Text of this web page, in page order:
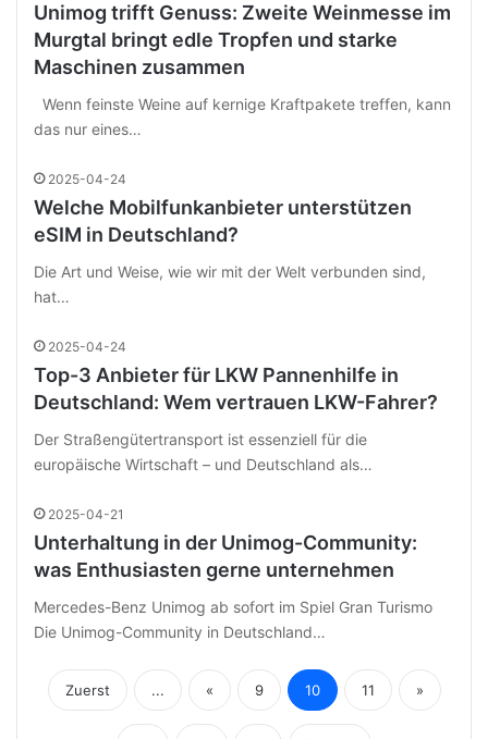
Unimog trifft Genuss: Zweite Weinmesse im
Murgtal bringt edle Tropfen und starke
Maschinen zusammen
Wenn feinste Weine auf kernige Kraftpakete treffen, kann
das nur eines…
2025-04-24
Welche Mobilfunkanbieter unterstützen
eSIM in Deutschland?
Die Art und Weise, wie wir mit der Welt verbunden sind,
hat…
2025-04-24
Top-3 Anbieter für LKW Pannenhilfe in
Deutschland: Wem vertrauen LKW-Fahrer?
Der Straßengütertransport ist essenziell für die
europäische Wirtschaft – und Deutschland als…
2025-04-21
Unterhaltung in der Unimog-Community:
was Enthusiasten gerne unternehmen
Mercedes-Benz Unimog ab sofort im Spiel Gran Turismo
Die Unimog-Community in Deutschland…
Zuerst ... « 9 10 11 »